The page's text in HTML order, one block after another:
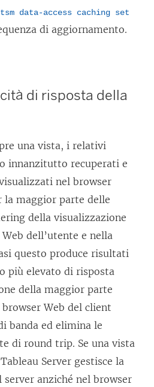
tsm data-access caching set
di aggiornamento.
di risposta della
una vista, i relativi
innanzitutto recuperati e
nel browser
la maggior parte delle
della visualizzazione
dell’utente e nella
questo produce risultati
più elevato di risposta
della maggior parte
Web del client
banda ed elimina le
di round trip. Se una vista
Server gestisce la
anziché nel browser